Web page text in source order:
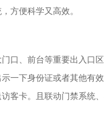
方便科学又高效。
门口、前台等重要出入口
一下身份证或者其他有
客卡。且联动门禁系统